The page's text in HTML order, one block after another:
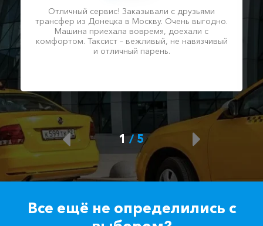
Отличный сервис! Заказывали с друзьями
трансфер из Донецка в Москву. Очень выгодно.
Машина приехала вовремя, доехали с
комфортом. Таксист – вежливый, не навязчивый
и отличный парень.
1/ 5
Все ещё не определились с